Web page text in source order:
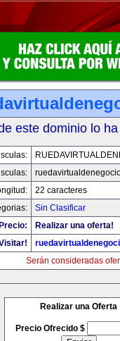
este dominio lo
22 caracteres
Sin Clasificar
Precio:
Realizar una oferta!
Serán consideradas
Realizar una Oferta
Precio Ofrecido $